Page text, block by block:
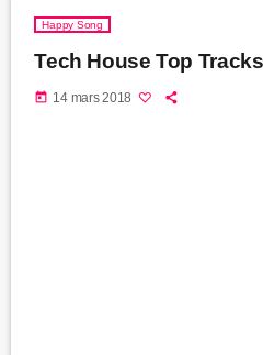
Happy Song
Tech House Top Tracks
today 14 mars 2018